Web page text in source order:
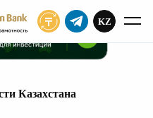
KZ
Казахстана